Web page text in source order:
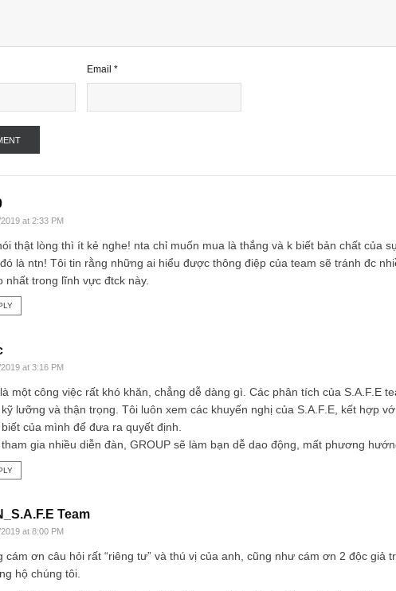
m10
07/12/2019 at 2:33 PM
Lời nói thật lòng thì ít kẻ nghe! nta chỉ muốn mua là thắng và k biết
việc đó là ntn! Tôi tin rằng những ai hiểu được thông điệp của team sẽ
rủi ro nhất trong lĩnh vực đtck này.
REPLY
Đức
08/12/2019 at 3:16 PM
Đây là một công việc rất khó khăn, chẳng dễ dàng gì. Các phân tích
luôn kỹ lưỡng và thận trọng. Tôi luôn xem các khuyến nghị của